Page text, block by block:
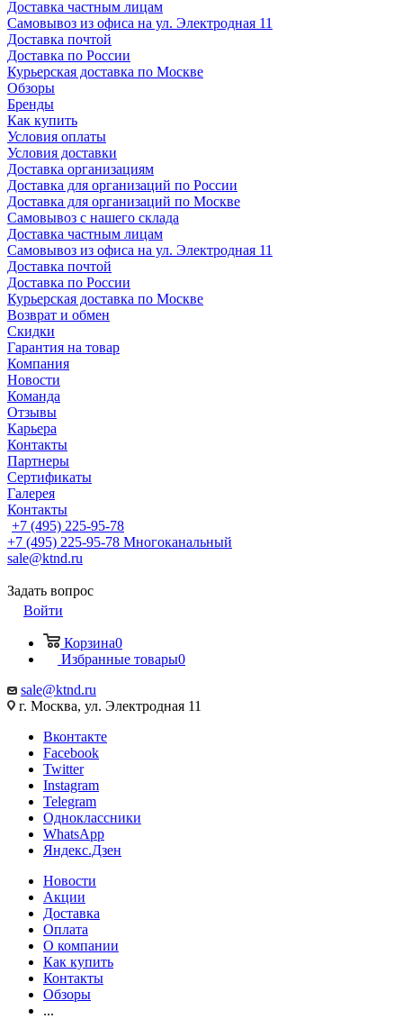
Доставка частным лицам
Самовывоз из офиса на ул. Электродная 11
Доставка почтой
Доставка по России
Курьерская доставка по Москве
Обзоры
Бренды
Как купить
Условия оплаты
Условия доставки
Доставка организациям
Доставка для организаций по России
Доставка для организаций по Москве
Самовывоз с нашего склада
Доставка частным лицам
Самовывоз из офиса на ул. Электродная 11
Доставка почтой
Доставка по России
Курьерская доставка по Москве
Возврат и обмен
Скидки
Гарантия на товар
Компания
Новости
Команда
Отзывы
Карьера
Контакты
Партнеры
Сертификаты
Галерея
Контакты
+7 (495) 225-95-78
+7 (495) 225-95-78 Многоканальный
sale@ktnd.ru
Задать вопрос
Войти
Корзина0
Избранные товары0
sale@ktnd.ru
г. Москва, ул. Электродная 11
Вконтакте
Facebook
Twitter
Instagram
Telegram
Одноклассники
WhatsApp
Яндекс.Дзен
Новости
Акции
Доставка
Оплата
О компании
Как купить
Контакты
Обзоры
...